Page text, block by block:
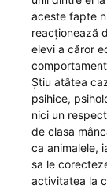
aceste fapte
reacționează
elevi a căror
Știu atâtea
psihice,
nici un
de clasa
ca animalele,
sa le
activitatea la